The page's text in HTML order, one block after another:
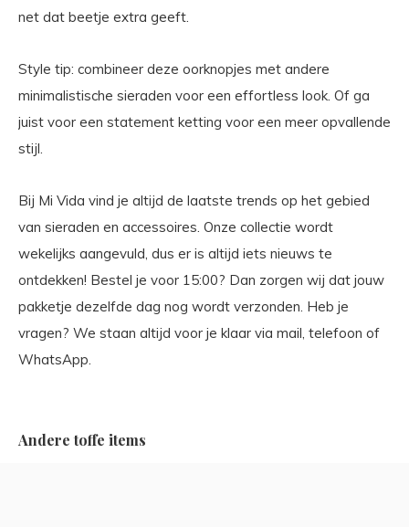
net dat beetje extra geeft.
Style tip: combineer deze oorknopjes met andere
minimalistische sieraden voor een effortless look. Of ga
juist voor een statement ketting voor een meer opvallende
stijl.
Bij Mi Vida vind je altijd de laatste trends op het gebied
van sieraden en accessoires. Onze collectie wordt
wekelijks aangevuld, dus er is altijd iets nieuws te
ontdekken! Bestel je voor 15:00? Dan zorgen wij dat jouw
pakketje dezelfde dag nog wordt verzonden. Heb je
vragen? We staan altijd voor je klaar via mail, telefoon of
WhatsApp.
Andere toffe items